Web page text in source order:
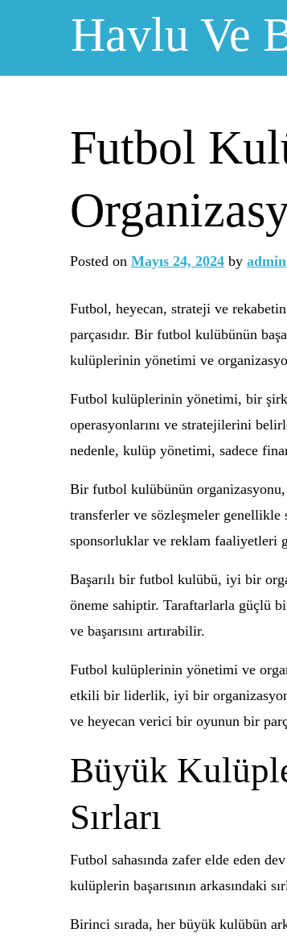
Havlu Ve
Futbol
Posted on Mayıs 24, 2024 by admin
Futbol, heyecan, strateji ve
parçasıdır. Bir futbol kulübünün
kulüplerinin yönetimi ve
Futbol kulüplerinin yönetimi, bir
operasyonlarını ve stratejilerini
nedenle, kulüp yönetimi, sadece
Bir futbol kulübünün organizasyonu,
transferler ve sözleşmeler genellikle
sponsorluklar ve reklam faaliyetleri
Başarılı bir futbol kulübü, iyi bir
öneme sahiptir. Taraftarlarla güçlü
ve başarısını artırabilir.
Futbol kulüplerinin yönetimi ve
etkili bir liderlik, iyi bir
ve heyecan verici bir oyunun bir
Büyük
Sırları
Futbol sahasında zafer elde eden
kulüplerin başarısının arkasındaki
Birinci sırada, her büyük kulübün